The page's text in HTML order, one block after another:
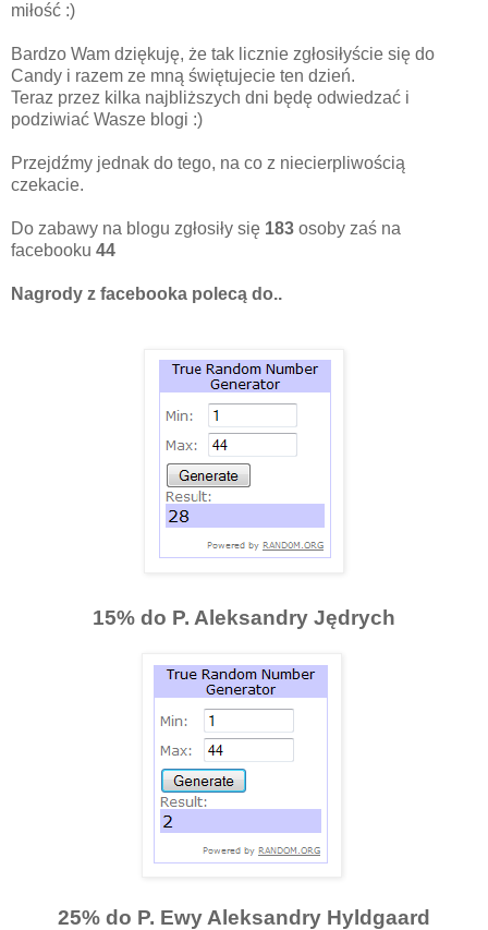
miłość :)
Bardzo Wam dziękuję, że tak licznie zgłosiłyście się do
Candy i razem ze mną świętujecie ten dzień.
Teraz przez kilka najbliższych dni będę odwiedzać i
podziwiać Wasze blogi :)
Przejdźmy jednak do tego, na co z niecierpliwością
czekacie.
Do zabawy na blogu zgłosiły się 183 osoby zaś na
facebooku 44
Nagrody z facebooka polecą do..
15% do P. Aleksandry Jędrych
25% do P. Ewy Aleksandry Hyldgaard